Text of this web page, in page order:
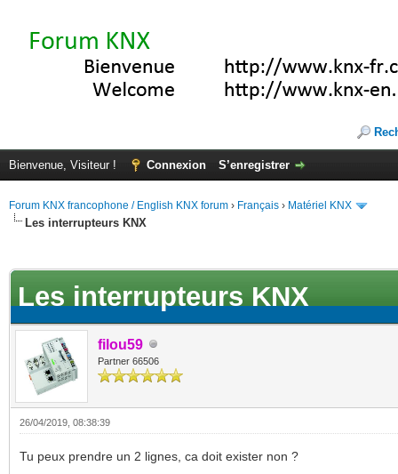
Bienvenue, Visiteur ! Connexion S’enregistrer
Forum KNX francophone / English KNX forum › Français › Matériel KNX
Les interrupteurs KNX
Les interrupteurs KNX
filou59
Partner 66506
26/04/2019, 08:38:39
Tu peux prendre un 2 lignes, ca doit exister non ?